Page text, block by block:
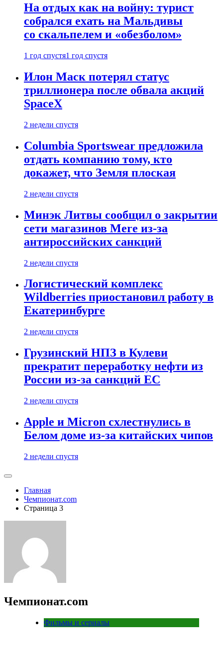
На отдых как на войну: турист
собрался ехать на Мальдивы
со скальпелем и «обезболом»
1 год спустя1 год спустя
Илон Маск потерял статус
триллионера после обвала акций
SpaceX
2 недели спустя
Columbia Sportswear предложила
отдать компанию тому, кто
докажет, что Земля плоская
2 недели спустя
Минэк Литвы сообщил о закрытии
сети магазинов Mere из-за
антироссийских санкций
2 недели спустя
Логистический комплекс
Wildberries приостановил работу в
Екатеринбурге
2 недели спустя
Грузинский НПЗ в Кулеви
прекратит переработку нефти из
России из-за санкций ЕС
2 недели спустя
Apple и Micron схлестнулись в
Белом доме из-за китайских чипов
2 недели спустя
Главная
Чемпионат.com
Страница 3
Чемпионат.com
Фильмы и сериалы